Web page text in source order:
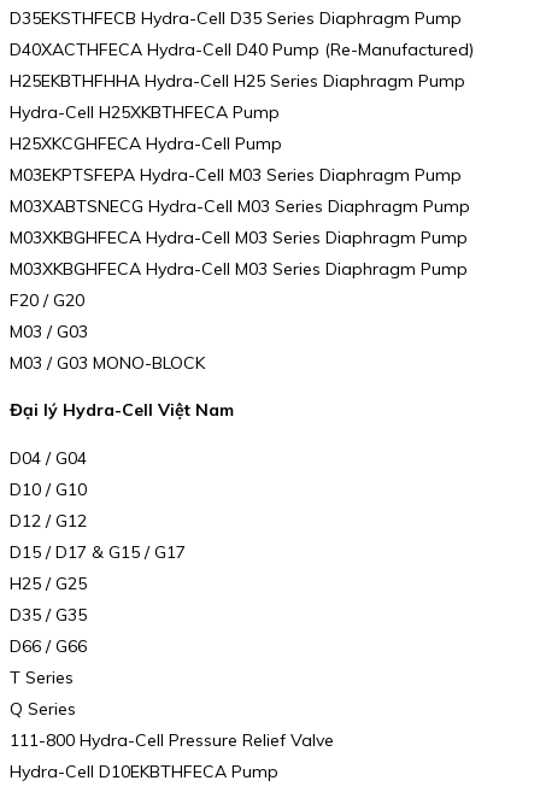
D35EKSTHFECB Hydra-Cell D35 Series Diaphragm Pump
D40XACTHFECA Hydra-Cell D40 Pump (Re-Manufactured)
H25EKBTHFHHA Hydra-Cell H25 Series Diaphragm Pump
Hydra-Cell H25XKBTHFECA Pump
H25XKCGHFECA Hydra-Cell Pump
M03EKPTSFEPA Hydra-Cell M03 Series Diaphragm Pump
M03XABTSNECG Hydra-Cell M03 Series Diaphragm Pump
M03XKBGHFECA Hydra-Cell M03 Series Diaphragm Pump
M03XKBGHFECA Hydra-Cell M03 Series Diaphragm Pump
F20 / G20
M03 / G03
M03 / G03 MONO-BLOCK
Đại lý Hydra-Cell Việt Nam
D04 / G04
D10 / G10
D12 / G12
D15 / D17 & G15 / G17
H25 / G25
D35 / G35
D66 / G66
T Series
Q Series
111-800 Hydra-Cell Pressure Relief Valve
Hydra-Cell D10EKBTHFECA Pump